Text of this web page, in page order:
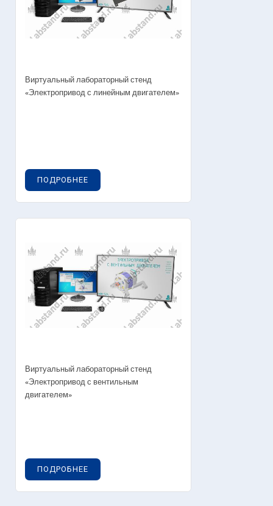
Виртуальный лабораторный стенд
«Электропривод с линейным двигателем»
ПОДРОБНЕЕ
Виртуальный лабораторный стенд
«Электропривод с вентильным
двигателем»
ПОДРОБНЕЕ